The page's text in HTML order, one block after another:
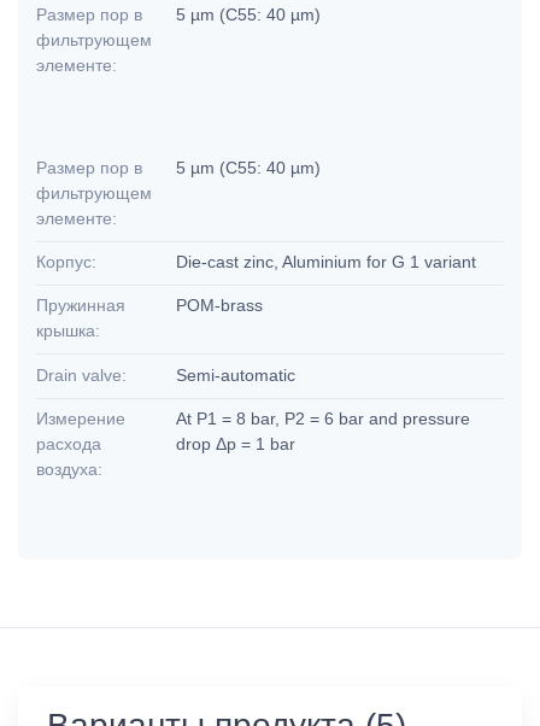
Размер пор в
фильтрующем
элементе:
5 µm (C55: 40 µm)
Размер пор в
фильтрующем
элементе:
5 µm (C55: 40 µm)
Корпус: Die-cast zinc, Aluminium for G 1 variant
Пружинная
крышка:
POM-brass
Drain valve: Semi-automatic
Измерение
расхода
воздуха:
At P1 = 8 bar, P2 = 6 bar and pressure
drop Δp = 1 bar